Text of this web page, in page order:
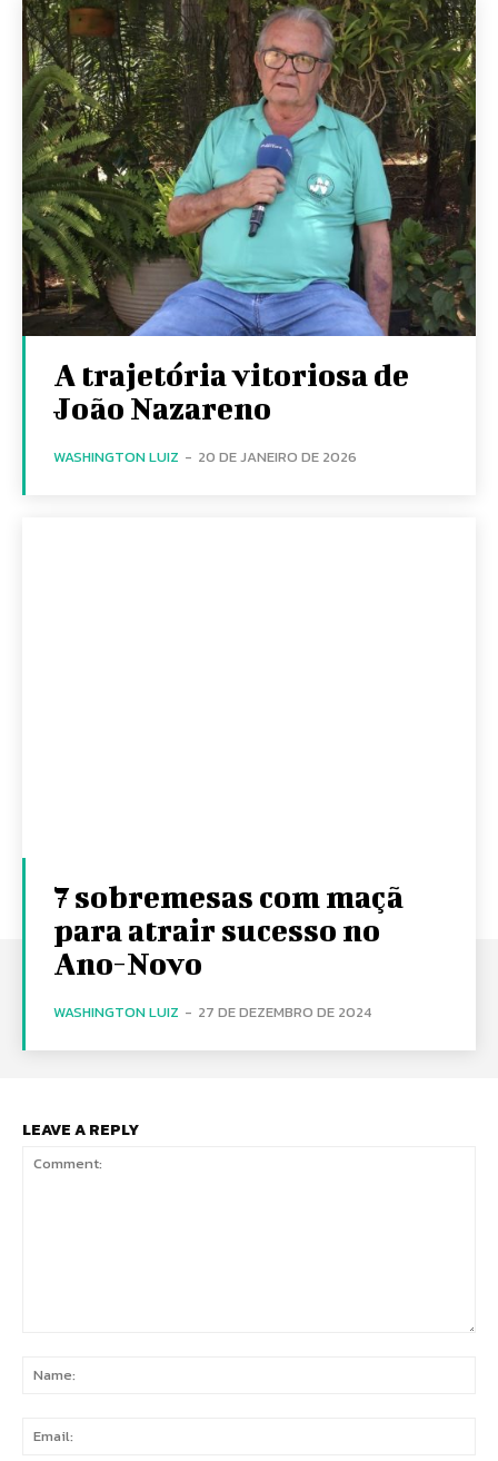
A trajetória vitoriosa de
João Nazareno
WASHINGTON LUIZ - 20 DE JANEIRO DE 2026
7 sobremesas com maçã
para atrair sucesso no
Ano-Novo
WASHINGTON LUIZ - 27 DE DEZEMBRO DE 2024
LEAVE A REPLY